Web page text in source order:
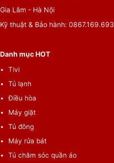
Gia Lâm - Hà Nội
Kỹ thuật & Bảo hành: 0867.169.693
Danh mục HOT
Tivi
Tủ lạnh
Điều hòa
Máy giặt
Tủ đông
Máy rửa bát
Tủ chăm sóc quần áo